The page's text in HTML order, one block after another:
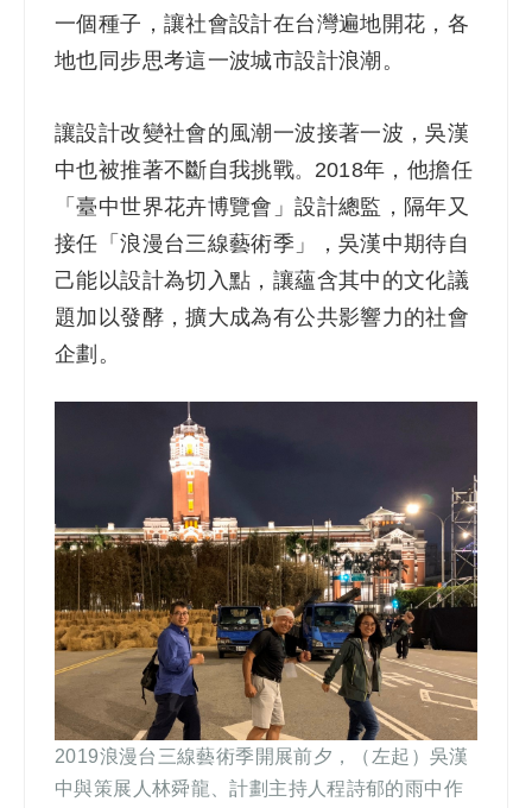
一個種子，讓社會設計在台灣遍地開花，各
地也同步思考這一波城市設計浪潮。
讓設計改變社會的風潮一波接著一波，吳漢
中也被推著不斷自我挑戰。 2018年，他擔任
「臺中世界花卉博覽會」設計總監，隔年又
接任「浪漫台三線藝術季」，吳漢中期待自
己能以設計為切入點，讓蘊含其中的文化議
題加以發酵，擴大成為有公共影響力的社會
企劃。
2019浪漫台三線藝術季開展前夕，（左起）吳漢
中與策展人林舜龍、計劃主持人程詩郁的雨中作